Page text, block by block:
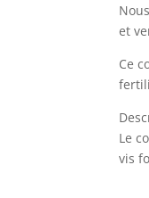
et
Ce
Le
vis